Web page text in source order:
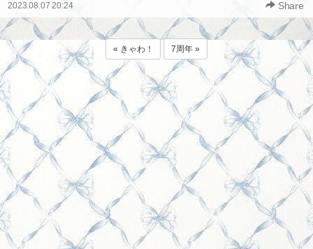
2023.08.07 20:24 Share
« きゃわ！ 7周年 »